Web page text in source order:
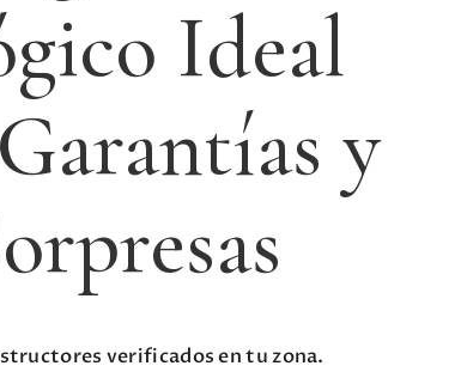
Ideal
y
verificados en tu zona.